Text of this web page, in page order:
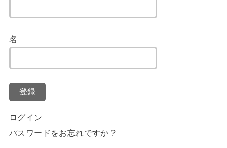
名
登録
ログイン
パスワードをお忘れですか ?